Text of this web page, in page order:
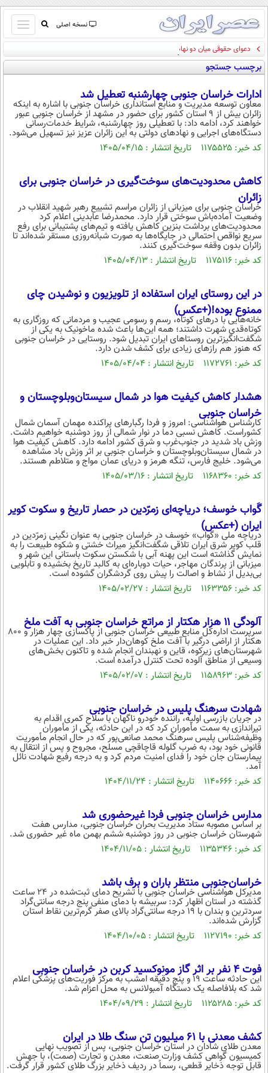
نسخه اصلی
باز
و
بسته
کردن
جستجو
نظرسنجی
آب و هوا
اوقات شرعی
سواد زندگی
سیاسی
اقتصاد
اقتصادی
جامعه
سلامت
یک برش دانایی
محیط زیست
سفر و تفریح
سیاست خارجی
فرهنگ و هنر
فناوری و It
قرآن
گوناگون
باشگاه مغز
مجله تصویری سلاح
اقتصاد
ورزش
سیاست
سرگرمی
گوناگون
محیط زیست
سلامت
فرهنگی
بین الملل
اجتماعی
حیات وحش
سیاست خارجی
عصر ایران 2
داستان کوتاه
پیامک
روانشناسی
آموزش زبان
میلیارد تومان
برچسب جستجو
ادارات خراسان جنوبی چهارشنبه تعطیل شد
معاون توسعه مدیریت و منابع استانداری خراسان جنوبی با اشاره به اینکه
زائران بیش از ۹ استان کشور برای حضور در مشهد از خراسان جنوبی عبور
خواهند کرد، ادامه داد: با تعطیلی روز چهارشنبه، شرایط خدمات‌رسانی
دستگاه‌های اجرایی و نهادهای دولتی به این زائران عزیز نیز تسهیل می‌شود.
کد خبر: ۱۱۷۵۵۲۵ تاریخ انتشار : ۱۴۰۵/۰۴/۱۵
کاهش محدودیت‌های سوخت‌گیری در خراسان جنوبی برای
زائران
خراسان جنوبی برای میزبانی از زائران مراسم تشییع رهبر شهید انقلاب در
وضعیت آماده‌باش سوختی قرار دارد. محمدرضا عابدینی اعلام کرد
محدودیت‌های برداشت بنزین کاهش یافته و تیم‌های پشتیبانی برای رفع
سریع نواقص احتمالی در جایگاه‌ها به صورت شبانه‌روزی مستقر شده‌اند تا
زائران بدون وقفه سوخت‌گیری کنند.
کد خبر: ۱۱۷۵۱۱۶ تاریخ انتشار : ۱۴۰۵/۰۴/۱۳
در این روستای ایران استفاده از تلویزیون و نوشیدن چای
ممنوع بوده!(+عکس)
خانه‌هایی با درهای کوتاه، رسم و رسومی عجیب و مردمانی که روزگاری به
کوتاه‌قدی شهرت داشتند؛ همه این‌ها باعث شده ماخونیک به یکی از
شگفت‌انگیزترین روستاهای ایران تبدیل شود. روستایی در خراسان جنوبی
که هنوز هم رازهای زیادی برای کشف شدن دارد.
کد خبر: ۱۱۷۲۷۶۱ تاریخ انتشار : ۱۴۰۵/۰۴/۰۴
هشدار کاهش کیفیت هوا در شمال سیستان‌وبلوچستان و
خراسان جنوبی
کارشناس هواشناسی: امروز و فردا رگبار‌های پراکنده مهمان آسمان شمال
کشوراست. کاهش نسبی دما در نوار شمالی از روز دوشنبه خواهیم داشت.
وزش باد شدید در جنوب‌غرب و شرق کشور ادامه دارد. کاهش کیفیت هوا
در شمال سیستان‌وبلوچستان و خراسان جنوبی بر اثر وزش باد مشاهده
می‌شود. خلیج فارس، تنگه هرمز و دریای عمان مواج و متلاطم هستند.
کد خبر: ۱۱۶۸۳۶۰ تاریخ انتشار : ۱۴۰۵/۰۳/۱۶
گَواب خوسف؛ دریاچه‌ای زمرّدین در حصار تاریخ و سکوت کویر
ایران (+عکس)
دریاچه ملی «گواب» خوسف در خراسان جنوبی به عنوان نگینی زمرّدین در
قلب کویر شرق ایران تلاقی شگفت‌انگیز میراث خشتی و شکوه طبیعت را به
نمایش گذاشته است این پهنه آبی با شکستن سکوت باستانی این شهر و
میزبانی از پرندگان مهاجر، حیات دوباره‌ای به کالبد تاریخ بخشیده و تابلویی
بی‌بدیل از نشاط و اصالت را پیش روی گردشگران گشوده است.
کد خبر: ۱۱۶۳۳۵۶ تاریخ انتشار : ۱۴۰۵/۰۲/۲۷
آلودگی ۱۱ هزار هکتار از مراتع خراسان جنوبی به آفت ملخ
سرپرست اداره‌کل منابع طبیعی خراسان جنوبی از پاکسازی چهار هزار و ۸۰۰
هکتار از اراضی درگیر با آفت ملخ کوهان‌دار خبر داد. این عملیات در
شهرستان‌های زیرکوه، قاین و نهبندان انجام شده و تاکنون بخش‌های
وسیعی از مناطق آلوده تحت کنترل درآمده است.
کد خبر: ۱۱۵۸۹۶۳ تاریخ انتشار : ۱۴۰۵/۰۲/۰۷
شهادت سرهنگ پلیس در خراسان جنوبی
در جریان بازرسی اولیه، راننده خودرو ناگهان با سلاح کمری اقدام به
تیراندازی به سمت مأموران کرد که در این حادثه، یکی از مأموران
وظیفه‌شناس پلیس سرهنگ محمد صانعی‌پور که در حال انجام مأموریت
قانونی خود بود، به ضرب گلوله قاچاقچی مسلح، مجروح و پس از انتقال به
بیمارستان جان خود را فدای امنیت مردم کرد و به درجه رفیع شهادت نائل
آمد.
کد خبر: ۱۱۴۰۶۶۶ تاریخ انتشار : ۱۴۰۴/۱۱/۲۴
مدارس خراسان جنوبی فردا غیرحضوری شد
بر اساس مصوبه ستاد مدیریت بحران خراسان جنوبی، مدارس هفت
شهرستان خراسان جنوبی در روز دوشنبه ششم بهمن ماه غیر حضوری شد.
کد خبر: ۱۱۳۵۳۴۶ تاریخ انتشار : ۱۴۰۴/۱۱/۰۵
خراسان‌جنوبی منتظر باران و برف باشد
مدیرکل هواشناسی خراسان جنوبی با تشریح دمای ثبت‌شده در ۲۴ ساعت
گذشته در استان اظهار کرد: سربیشه با دمای منفی پنج درجه سانتی‌گراد
سردترین و بندان با ۱۹ درجه سانتی‌گراد بالای صفر گرم‌ترین نقاط استان
گزارش شده‌اند.
کد خبر: ۱۱۲۷۱۹۰ تاریخ انتشار : ۱۴۰۴/۱۰/۰۵
فوت ۴ نفر بر اثر گاز مونوکسید کربن در خراسان جنوبی
این حادثه ساعت ۱۹ و پنج دقیقه امشب به مرکز فوریت‌های پزشکی اعلام
شد که بلافاصله یک دستگاه آمبولانس به محل اعزام شد.
کد خبر: ۱۱۲۵۲۸۵ تاریخ انتشار : ۱۴۰۴/۰۹/۲۹
کشف معدنی با 61 میلیون تن سنگ طلا در ایران
معدن طلای شادان در استان خراسان جنوبی، پس از تصویب نهایی
کمیسیون گواهی کشف وزارت صنعت، معدن و تجارت (صمت)، با جهش
قابل توجه ذخایر قطعی، رسماً در ردیف ذخایر بزرگ طلای کشور قرار گرفت.